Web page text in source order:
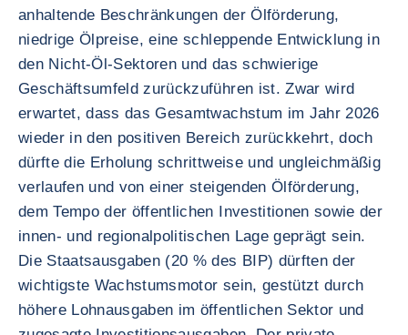
anhaltende Beschränkungen der Ölförderung,
niedrige Ölpreise, eine schleppende Entwicklung in
den Nicht-Öl-Sektoren und das schwierige
Geschäftsumfeld zurückzuführen ist. Zwar wird
erwartet, dass das Gesamtwachstum im Jahr 2026
wieder in den positiven Bereich zurückkehrt, doch
dürfte die Erholung schrittweise und ungleichmäßig
verlaufen und von einer steigenden Ölförderung,
dem Tempo der öffentlichen Investitionen sowie der
innen- und regionalpolitischen Lage geprägt sein.
Die Staatsausgaben (20 % des BIP) dürften der
wichtigste Wachstumsmotor sein, gestützt durch
höhere Lohnausgaben im öffentlichen Sektor und